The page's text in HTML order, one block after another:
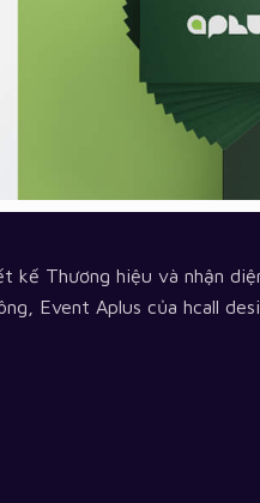
kế Thương hiệu và nhận
Event Aplus của hcall